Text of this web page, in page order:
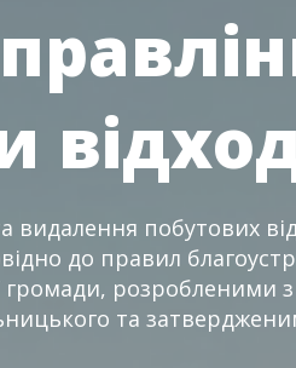
видалення побутових
до правил
громади, розробленими
та